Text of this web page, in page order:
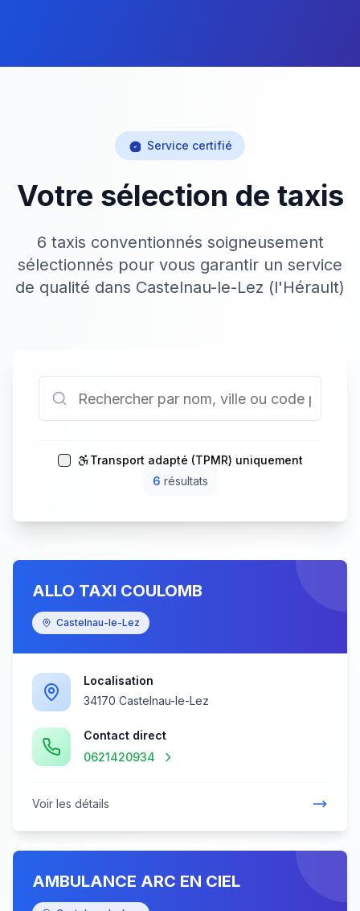
Service certifié
Votre sélection de taxis
6 taxis conventionnés soigneusement
sélectionnés pour vous garantir un service
de qualité dans Castelnau-le-Lez (l'Hérault)
Transport adapté (TPMR) uniquement
6 résultats
ALLO TAXI COULOMB
Castelnau-le-Lez
Localisation
34170 Castelnau-le-Lez
Contact direct
0621420934
Voir les détails
AMBULANCE ARC EN CIEL